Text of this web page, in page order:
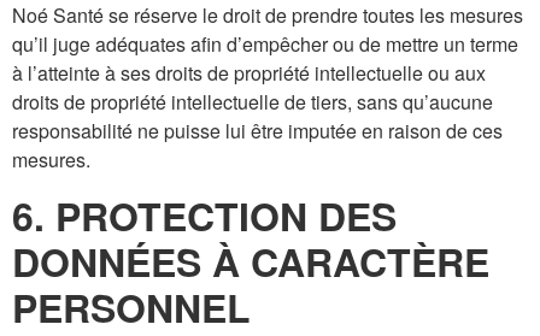
Noé Santé se réserve le droit de prendre toutes les mesures
qu’il juge adéquates afin d’empêcher ou de mettre un terme
à l’atteinte à ses droits de propriété intellectuelle ou aux
droits de propriété intellectuelle de tiers, sans qu’aucune
responsabilité ne puisse lui être imputée en raison de ces
mesures.
6. PROTECTION DES
DONNÉES À CARACTÈRE
PERSONNEL